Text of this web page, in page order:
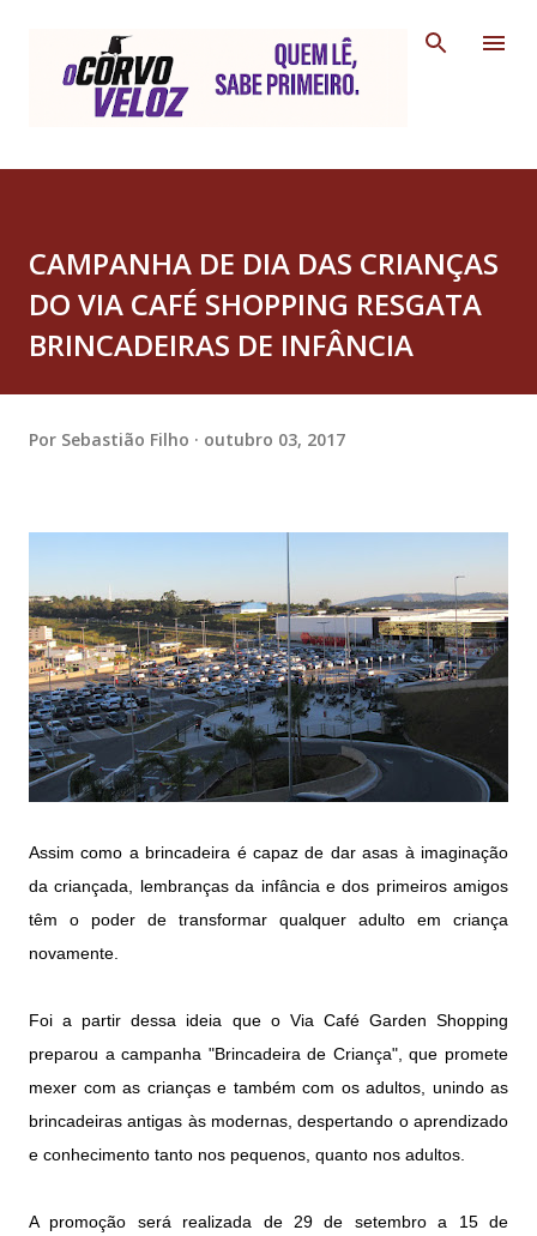
CAMPANHA DE DIA DAS CRIANÇAS
DO VIA CAFÉ SHOPPING RESGATA
BRINCADEIRAS DE INFÂNCIA
Por Sebastião Filho outubro 03, 2017
Assim como a brincadeira é capaz de dar asas à imaginação
da criançada, lembranças da infância e dos primeiros amigos
têm o poder de transformar qualquer adulto em criança
novamente.
Foi a partir dessa ideia que o Via Café Garden Shopping
preparou a campanha "Brincadeira de Criança", que promete
mexer com as crianças e também com os adultos, unindo as
brincadeiras antigas às modernas, despertando o aprendizado
e conhecimento tanto nos pequenos, quanto nos adultos.
A promoção será realizada de 29 de setembro a 15 de